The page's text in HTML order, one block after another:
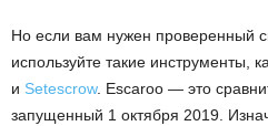
Но если вам нужен проверенный
используйте такие инструменты,
и Setescrow. Escaroo — это
запущенный 1 октября 2019.